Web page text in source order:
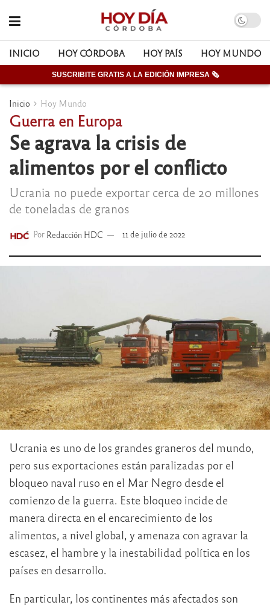
INICIO HOY CÓRDOBA HOY PAÍS HOY MUNDO
SUSCRIBITE GRATIS A LA EDICIÓN IMPRESA 🗞
Inicio Hoy Mundo
Guerra en Europa
Se agrava la crisis de
alimentos por el conflicto
Ucrania no puede exportar cerca de 20 millones
de toneladas de granos
Por Redacción HDC 11 de julio de 2022
Ucrania es uno de los grandes graneros del mundo,
pero sus exportaciones están paralizadas por el
bloqueo naval ruso en el Mar Negro desde el
comienzo de la guerra. Este bloqueo incide de
manera directa en el encarecimiento de los
alimentos, a nivel global, y amenaza con agravar la
escasez, el hambre y la inestabilidad política en los
países en desarrollo.
En particular, los continentes más afectados son